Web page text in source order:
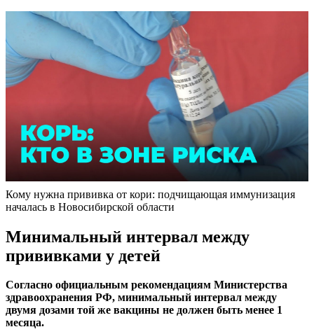
Кому нужна прививка от кори: подчищающая иммунизация
началась в Новосибирской области
Минимальный интервал между
прививками у детей
Согласно официальным рекомендациям Министерства
здравоохранения РФ, минимальный интервал между
двумя дозами той же вакцины не должен быть менее 1
месяца.